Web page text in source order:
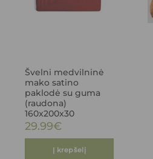
Švelni medvilninė
mako satino
paklodė su guma
(raudona)
160x200x30
29.99€
Į krepšelį